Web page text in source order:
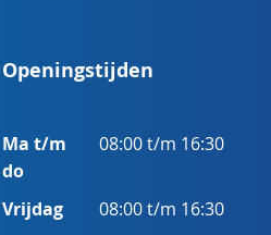
Openingstijden
Ma t/m
do
08:00 t/m 16:30
Vrijdag 08:00 t/m 16:30